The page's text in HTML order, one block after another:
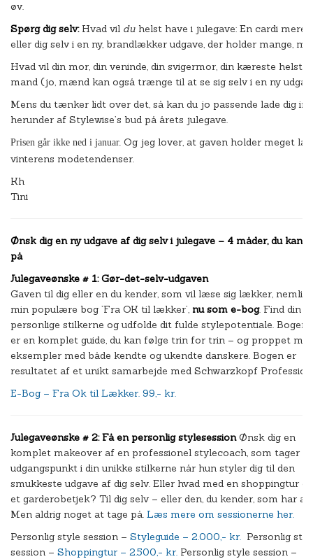
øv.
Spørg dig selv:Hvad vil du helst have i julegave: En cardi mere
eller dig selv i en ny, brandlækker udgave, der holder mange,
Hvad vil din mor, din veninde, din svigermor, din kæreste helst
mand (jo, mænd kan også trænge til at se sig selv i en ny
Mens du tænker lidt over det, så kan du jo passende lade dig
herunder af Stylewise’s bud på årets julegave.
Prisen går ikke ned i januar. Og jeg lover, at gaven holder meget
vinterens modetendenser.
Kh
Tini
Ønsk dig en ny udgave af dig selv i julegave – 4 måder, du kan
på
Julegaveønske # 1: Gør-det-selv-udgaven
Gaven til dig eller en du kender, som vil læse sig lækker, nemlig
min populære bog ’Fra OK til lækker’, nu som e-bog. Find din
personlige stilkerne og udfolde dit fulde stylepotentiale. Bogen
er en komplet guide, du kan følge trin for trin – og proppet
eksempler med både kendte og ukendte danskere. Bogen er
resultatet af et unikt samarbejde med Schwarzkopf
E-Bog – Fra Ok til Lækker. 99,- kr.
Julegaveønske # 2: Få en personlig stylesessionØnsk dig en
komplet makeover af en professionel stylecoach, som tager
udgangspunkt i din unikke stilkerne når hun styler dig til den
smukkeste udgave af dig selv. Eller hvad med en shoppingtur
et garderobetjek? Til dig selv – eller den, du kender, som har alt.
Men aldrig noget at tage på. Læs mere om sessionerne her.
Personlig style session – Styleguide – 2.000,- kr. Personlig
session – Shoppingtur – 2.500,- kr. Personlig style session –